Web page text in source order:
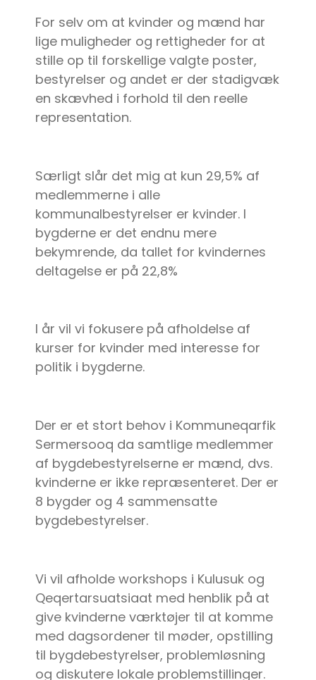
For selv om at kvinder og mænd har
lige muligheder og rettigheder for at
stille op til forskellige valgte poster,
bestyrelser og andet er der stadigvæk
en skævhed i forhold til den reelle
representation.
Særligt slår det mig at kun 29,5% af
medlemmerne i alle
kommunalbestyrelser er kvinder. I
bygderne er det endnu mere
bekymrende, da tallet for kvindernes
deltagelse er på 22,8%
I år vil vi fokusere på afholdelse af
kurser for kvinder med interesse for
politik i bygderne.
Der er et stort behov i Kommuneqarfik
Sermersooq da samtlige medlemmer
af bygdebestyrelserne er mænd, dvs.
kvinderne er ikke repræsenteret. Der er
8 bygder og 4 sammensatte
bygdebestyrelser.
Vi vil afholde workshops i Kulusuk og
Qeqertarsuatsiaat med henblik på at
give kvinderne værktøjer til at komme
med dagsordener til møder, opstilling
til bygdebestyrelser, problemløsning
og diskutere lokale problemstillinger.